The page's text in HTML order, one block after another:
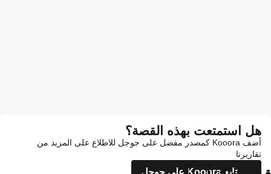
هل استمتعت بهذه القصة؟
أضف Kooora كمصدر مفضل على جوجل للاطلاع على المزيد من
تقاريرنا
تابع Kooora على جوجل